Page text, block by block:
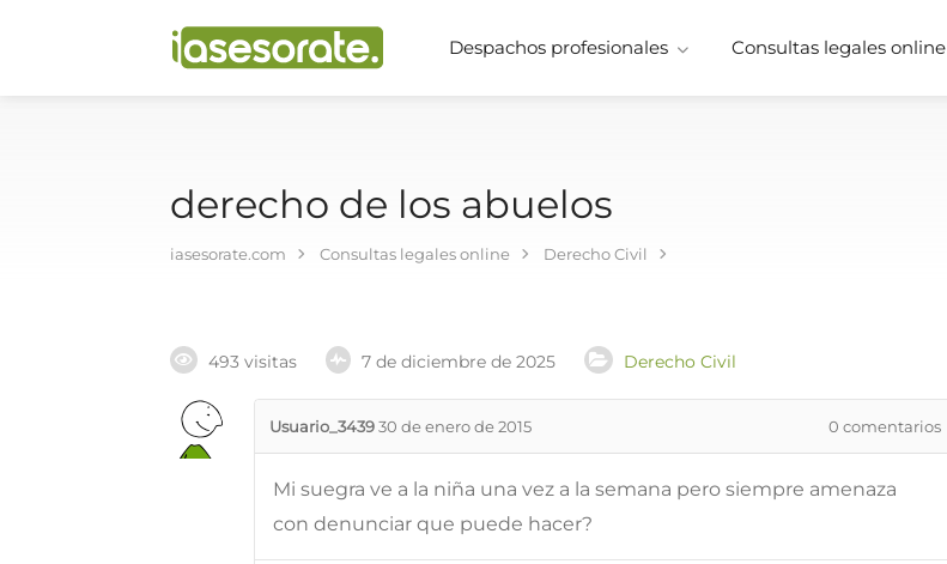
Despachos profesionales Consultas legales online
derecho de los abuelos
iasesorate.com Consultas legales online Derecho Civil
493 visitas 7 de diciembre de 2025 Derecho Civil
Usuario_343930 de enero de 2015 0 comentarios
Mi suegra ve a la niña una vez a la semana pero siempre amenaza
con denunciar que puede hacer?